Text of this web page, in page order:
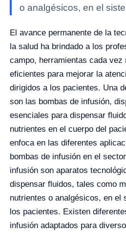
o analgésicos, en el
El avance permanente de la
la salud ha brindado a los
campo, herramientas cada vez
eficientes para mejorar la
dirigidos a los pacientes. Una
son las bombas de infusión,
esenciales para dispensar
nutrientes en el cuerpo del
enfoca en las diferentes
bombas de infusión en el
infusión son aparatos
dispensar fluidos, tales como
nutrientes o analgésicos, en el
los pacientes. Existen
infusión adaptados para